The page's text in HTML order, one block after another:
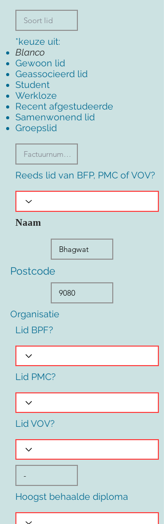
*keuze uit:
Blanco
Gewoon lid
Geassocieerd lid
Student
Werkloze
Recent afgestudeerde
Samenwonend lid
Groepslid
Reeds lid van BFP, PMC of VOV?
Naam
Postcode
Organisatie
Lid BPF?
Lid PMC?
Lid VOV?
Hoogst behaalde diploma